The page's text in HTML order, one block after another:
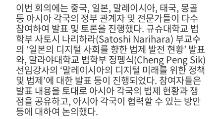
이번 회의에는 중국, 일본, 말레이시아, 태국, 몽골
등 아시아 각국의 정부 관계자 및 전문가들이 다수
참여하여 발표 및 토론을 진행했다. 규슈대학교 법
학부 사토시 나리하라(Satoshi Narihara) 부교수
의 ‘일본의 디지털 사회를 향한 법제 발전 현황’ 발표
와, 말라야대학교 법학부 정펭식(Cheng Peng Sik)
선임강사의 ‘말레이시아의 디지털 미래를 위한 정책
및 법제’에 대한 발표 등이 진행되었다. 참여자들은
발표 내용을 토대로 아시아 각국의 법제 현황과 쟁
점을 공유하고, 아시아 각국이 협력할 수 있는 방안
등에 대하여 논의했다.